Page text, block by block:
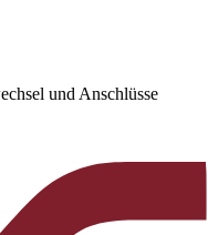
und Anschlüsse